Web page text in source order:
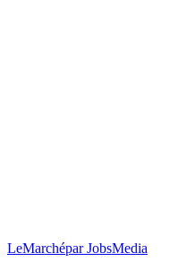
LeMarchépar JobsMedia